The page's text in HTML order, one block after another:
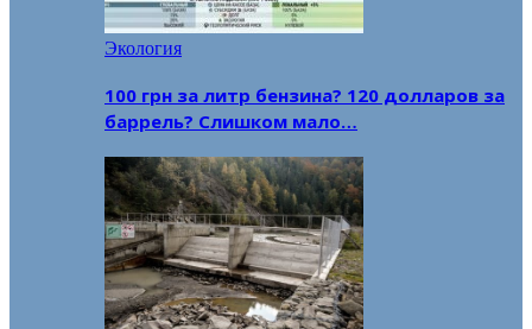
Экология
100 грн за литр бензина? 120 долларов за
баррель? Слишком мало…